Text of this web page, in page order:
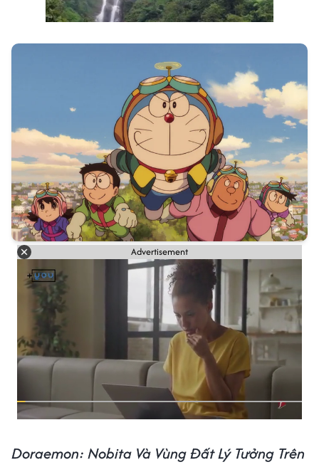
Next video in 1 Cancel
Advertisement
Doraemon: Nobita Và Vùng Đất Lý Tưởng Trên